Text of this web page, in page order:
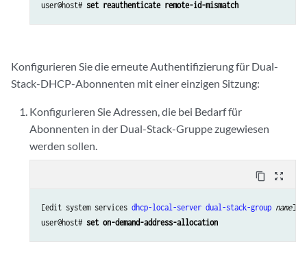
user@host# set reauthenticate remote-id-mismatch
Konfigurieren Sie die erneute Authentifizierung für Dual-
Stack-DHCP-Abonnenten mit einer einzigen Sitzung:
Konfigurieren Sie Adressen, die bei Bedarf für
Abonnenten in der Dual-Stack-Gruppe zugewiesen
werden sollen.
content_copy zoom_out_map
[edit system services dhcp-local-server dual-stack-group name]
user@host# set on-demand-address-allocation